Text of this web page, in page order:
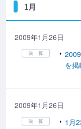
1月
2009年1月26日
を掲
2009年1月26日
1月